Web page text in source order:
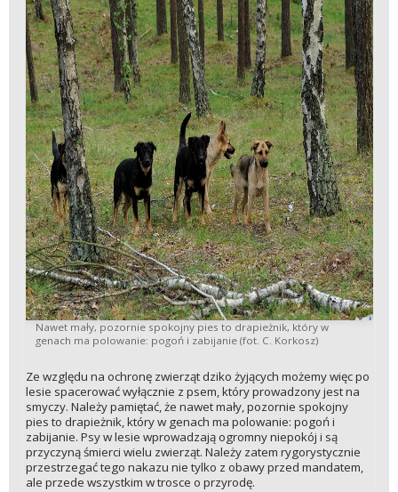
Nawet mały, pozornie spokojny pies to drapieżnik, który w
genach ma polowanie: pogoń i zabijanie (fot. C. Korkosz)
Ze względu na ochronę zwierząt dziko żyjących możemy więc po
lesie spacerować wyłącznie z psem, który prowadzony jest na
smyczy. Należy pamiętać, że nawet mały, pozornie spokojny
pies to drapieżnik, który w genach ma polowanie: pogoń i
zabijanie. Psy w lesie wprowadzają ogromny niepokój i są
przyczyną śmierci wielu zwierząt. Należy zatem rygorystycznie
przestrzegać tego nakazu nie tylko z obawy przed mandatem,
ale przede wszystkim w trosce o przyrodę.